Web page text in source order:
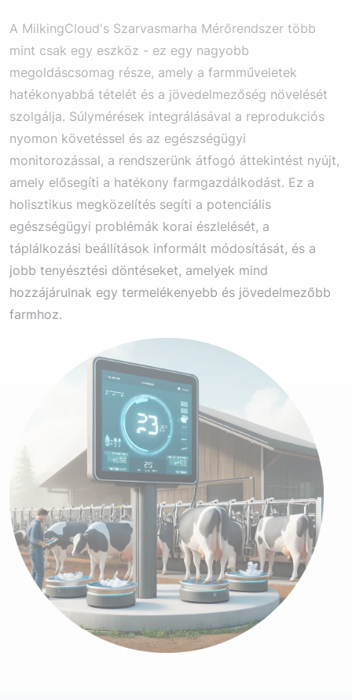
A MilkingCloud's Szarvasmarha Mérőrendszer több
mint csak egy eszköz - ez egy nagyobb
megoldáscsomag része, amely a farmműveletek
hatékonyabbá tételét és a jövedelmezőség növelését
szolgálja. Súlymérések integrálásával a reprodukciós
nyomon követéssel és az egészségügyi
monitorozással, a rendszerünk átfogó áttekintést nyújt,
amely elősegíti a hatékony farmgazdálkodást. Ez a
holisztikus megközelítés segíti a potenciális
egészségügyi problémák korai észlelését, a
táplálkozási beállítások informált módosítását, és a
jobb tenyésztési döntéseket, amelyek mind
hozzájárulnak egy termelékenyebb és jövedelmezőbb
farmhoz.